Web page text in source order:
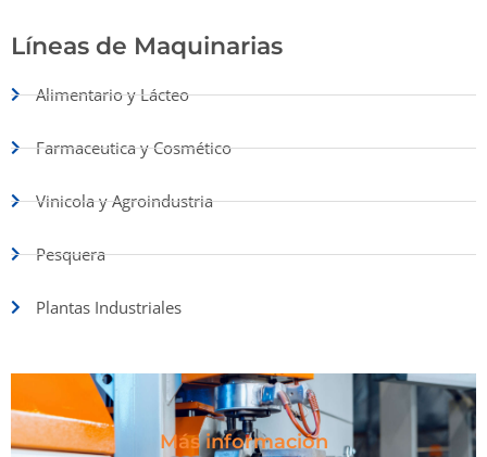
Líneas de Maquinarias
Alimentario y Lácteo
Farmaceutica y Cosmético
Vinicola y Agroindustria
Pesquera
Plantas Industriales
Más información